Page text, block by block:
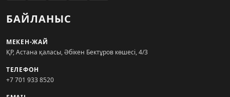
БАЙЛАНЫС
МЕКЕН-ЖАЙ
ҚР, Астана қаласы, Әбікен Бектұров көшесі, 4/3
ТЕЛЕФОН
+7 701 933 8520